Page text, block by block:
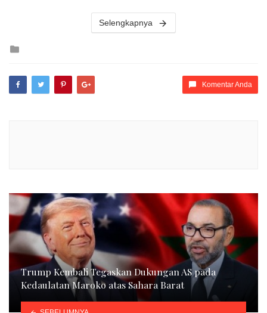
Selengkapnya
Komentar Anda
Trump Kembali Tegaskan Dukungan AS pada
Kedaulatan Maroko atas Sahara Barat